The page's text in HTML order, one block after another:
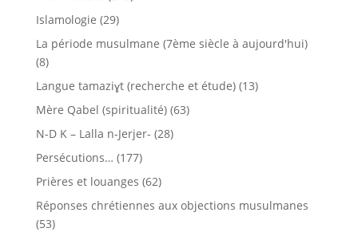
Islamologie (29)
La période musulmane (7ème siècle à aujourd'hui)
(8)
Langue tamaziɣt (recherche et étude)(13)
Mère Qabel (spiritualité)(63)
N-D K – Lalla n-Jerjer- (28)
Persécutions… (177)
Prières et louanges (62)
Réponses chrétiennes aux objections musulmanes
(53)